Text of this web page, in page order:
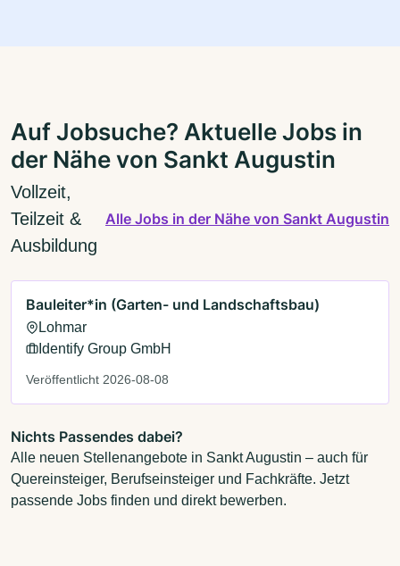
Auf Jobsuche? Aktuelle Jobs in
der Nähe von Sankt Augustin
Vollzeit,
Teilzeit &
Ausbildung
Alle Jobs in der Nähe von Sankt Augustin
Bauleiter*in (Garten- und Landschaftsbau)
Lohmar
Identify Group GmbH
Veröffentlicht 2026-08-08
Nichts Passendes dabei?
Alle neuen Stellenangebote in Sankt Augustin – auch für
Quereinsteiger, Berufseinsteiger und Fachkräfte. Jetzt
passende Jobs finden und direkt bewerben.